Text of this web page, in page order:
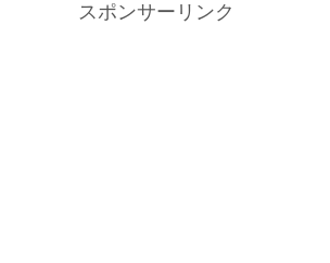
スポンサーリンク